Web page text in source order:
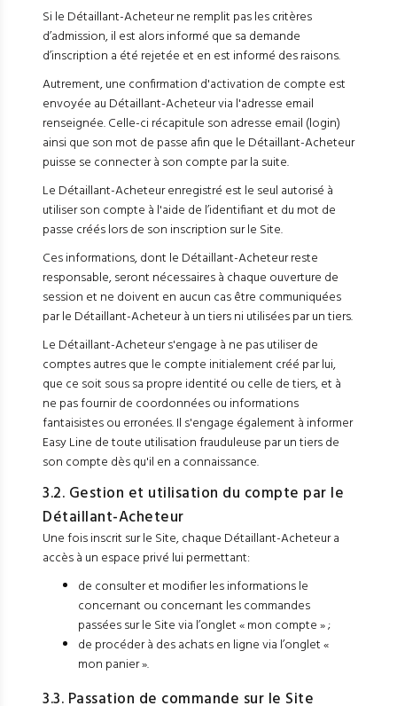
Si le Détaillant-Acheteur ne remplit pas les critères
d’admission, il est alors informé que sa demande
d’inscription a été rejetée et en est informé des raisons.
Autrement, une confirmation d'activation de compte est
envoyée au Détaillant-Acheteur via l'adresse email
renseignée. Celle-ci récapitule son adresse email (login)
ainsi que son mot de passe afin que le Détaillant-Acheteur
puisse se connecter à son compte par la suite.
Le Détaillant-Acheteur enregistré est le seul autorisé à
utiliser son compte à l'aide de l’identifiant et du mot de
passe créés lors de son inscription sur le Site.
Ces informations, dont le Détaillant-Acheteur reste
responsable, seront nécessaires à chaque ouverture de
session et ne doivent en aucun cas être communiquées
par le Détaillant-Acheteur à un tiers ni utilisées par un tiers.
Le Détaillant-Acheteur s'engage à ne pas utiliser de
comptes autres que le compte initialement créé par lui,
que ce soit sous sa propre identité ou celle de tiers, et à
ne pas fournir de coordonnées ou informations
fantaisistes ou erronées. Il s'engage également à informer
Easy Line de toute utilisation frauduleuse par un tiers de
son compte dès qu'il en a connaissance.
3.2. Gestion et utilisation du compte par le
Détaillant-Acheteur
Une fois inscrit sur le Site, chaque Détaillant-Acheteur a
accès à un espace privé lui permettant:
de consulter et modifier les informations le
concernant ou concernant les commandes
passées sur le Site via l’onglet « mon compte » ;
de procéder à des achats en ligne via l’onglet «
mon panier ».
3.3. Passation de commande sur le Site